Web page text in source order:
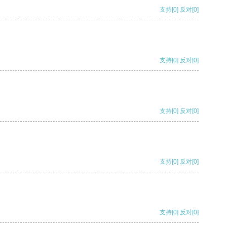
支持[0] 反对[0]
支持[0] 反对[0]
支持[0] 反对[0]
支持[0] 反对[0]
支持[0] 反对[0]